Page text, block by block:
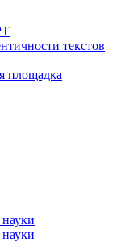
текстов
площадка